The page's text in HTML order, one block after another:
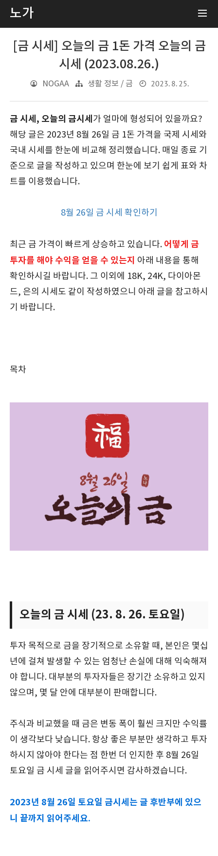
노가
[금 시세] 오늘의 금 1돈 가격 오늘의 금
시세 (2023.08.26.)
NOGAA 생활 정보 / 금 2023. 8. 25.
금 시세, 오늘의 금시세 가 얼마에 형성되어 있을까요?
해당 글은 2023년 8월 26일 금 1돈 가격을 국제 시세와
국내 시세를 한눈에 비교해 정리했습니다. 매일 종료 기
준으로 글을 작성하고 있으며 한눈에 보기 쉽게 표와 차
트를 이용했습니다.
8월 26일 금 시세 확인하기
최근 금 가격이 빠르게 상승하고 있습니다. 어떻게 금
투자를 해야 수익을 얻을 수 있는지 아래 내용을 통해
확인하시길 바랍니다. 그 이외에 18K, 24K, 다이아몬
드, 은의 시세도 같이 작성하였으니 아래 글을 참고하시
기 바랍니다.
목차
오늘의 금 시세 (23. 8. 26. 토요일)
투자 목적으로 금을 장기적으로 소유할 때, 본인은 몇십
년에 걸쳐 발생할 수 있는 엄청난 손실에 대해 익숙해져
야 합니다. 대부분의 투자자들은 장기간 소유하고 있지
않으며, 몇 달 안에 대부분이 판매합니다.
주식과 비교했을 때 금은 변동 폭이 훨씬 크지만 수익률
이 생각보다 낮습니다. 항상 좋은 부분만 생각하고 투자
하시지 않아야 한다는 점 한번 더 인지한 후 8월 26일
토요일 금 시세 글을 읽어주시면 감사하겠습니다.
2023년 8월 26일 토요일 금시세는 글 후반부에 있으
니 끝까지 읽어주세요.